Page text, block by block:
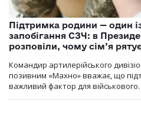
Підтримка родини — один
запобігання СЗЧ: в
розповіли, чому сім’я
Командир артилерійського
позивним «Махно» вважає, що
важливий фактор для військового.